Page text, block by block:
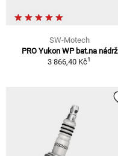
SW-Motech
PRO Yukon WP bat.na nádrž
3 866,40 Kč1